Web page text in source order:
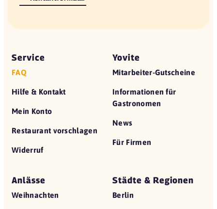
Service
FAQ
Hilfe & Kontakt
Mein Konto
Restaurant vorschlagen
Widerruf
Yovite
Mitarbeiter-Gutscheine
Informationen für
Gastronomen
News
Für Firmen
Anlässe
Weihnachten
Städte & Regionen
Berlin